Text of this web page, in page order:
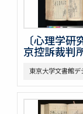
〔心理学
京控訴裁判
東京大学文書館デ